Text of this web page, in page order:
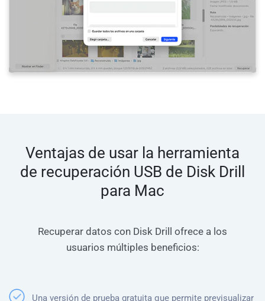
Ventajas de usar la herramienta
de recuperación USB de Disk Drill
para Mac
Recuperar datos con Disk Drill ofrece a los
usuarios múltiples beneficios:
Una versión de prueba gratuita que permite previsualizar